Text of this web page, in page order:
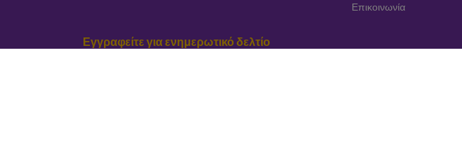
Επικοινωνία
Εγγραφείτε για ενημερωτικό δελτίο